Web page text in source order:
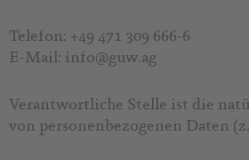
Telefon: +49 471 309 666-6
E-Mail: info@guw.ag
Verantwortliche Stelle ist die
von personenbezogenen Daten